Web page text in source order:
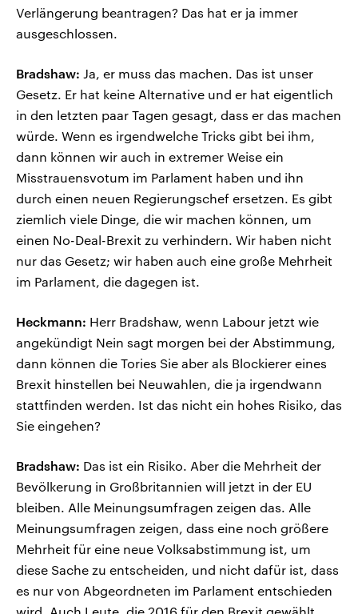
Verlängerung beantragen? Das hat er ja immer
ausgeschlossen.
Bradshaw: Ja, er muss das machen. Das ist unser
Gesetz. Er hat keine Alternative und er hat eigentlich
in den letzten paar Tagen gesagt, dass er das machen
würde. Wenn es irgendwelche Tricks gibt bei ihm,
dann können wir auch in extremer Weise ein
Misstrauensvotum im Parlament haben und ihn
durch einen neuen Regierungschef ersetzen. Es gibt
ziemlich viele Dinge, die wir machen können, um
einen No-Deal-Brexit zu verhindern. Wir haben nicht
nur das Gesetz; wir haben auch eine große Mehrheit
im Parlament, die dagegen ist.
Heckmann: Herr Bradshaw, wenn Labour jetzt wie
angekündigt Nein sagt morgen bei der Abstimmung,
dann können die Tories Sie aber als Blockierer eines
Brexit hinstellen bei Neuwahlen, die ja irgendwann
stattfinden werden. Ist das nicht ein hohes Risiko, das
Sie eingehen?
Bradshaw: Das ist ein Risiko. Aber die Mehrheit der
Bevölkerung in Großbritannien will jetzt in der EU
bleiben. Alle Meinungsumfragen zeigen das. Alle
Meinungsumfragen zeigen, dass eine noch größere
Mehrheit für eine neue Volksabstimmung ist, um
diese Sache zu entscheiden, und nicht dafür ist, dass
es nur von Abgeordneten im Parlament entschieden